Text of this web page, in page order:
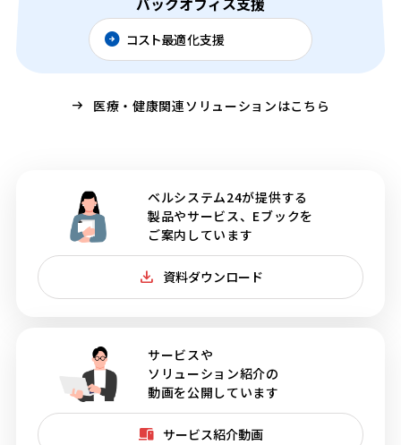
コスト最適化支援
医療・健康関連ソリューションはこちら
ベルシステム24が提供する
製品やサービス、Eブックを
ご案内しています
資料ダウンロード
サービスや
ソリューション紹介の
動画を公開しています
サービス紹介動画